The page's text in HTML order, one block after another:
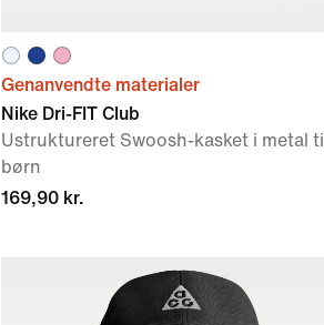
Genanvendte materialer
Nike Dri-FIT Club
Ustruktureret Swoosh-kasket i metal til
børn
169,90 kr.